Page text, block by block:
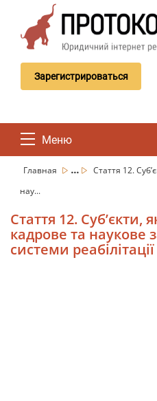
Зарегистрироваться
Меню
Главная ...
Стаття 12.
нау...
Стаття 12. Суб’єкти,
кадрове та наукове
системи реабілітації